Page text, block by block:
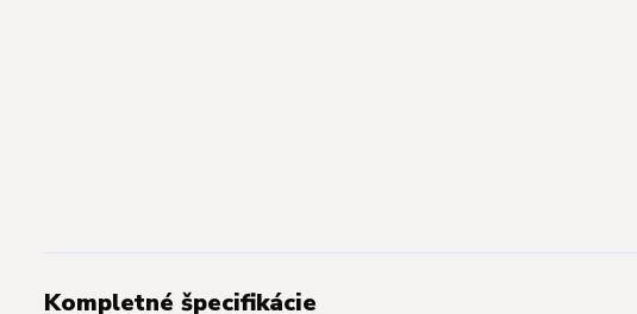
Kompletné špecifikácie